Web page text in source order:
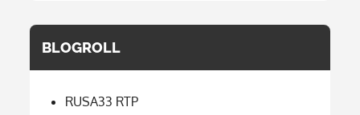
BLOGROLL
RUSA33 RTP